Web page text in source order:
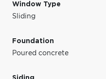
Window Type
Sliding
Foundation
Poured concrete